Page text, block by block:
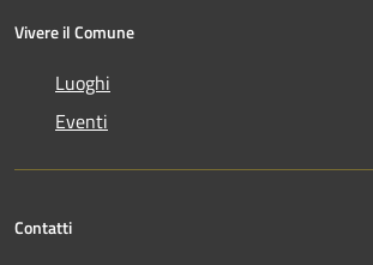
Vivere il Comune
Luoghi
Eventi
Contatti